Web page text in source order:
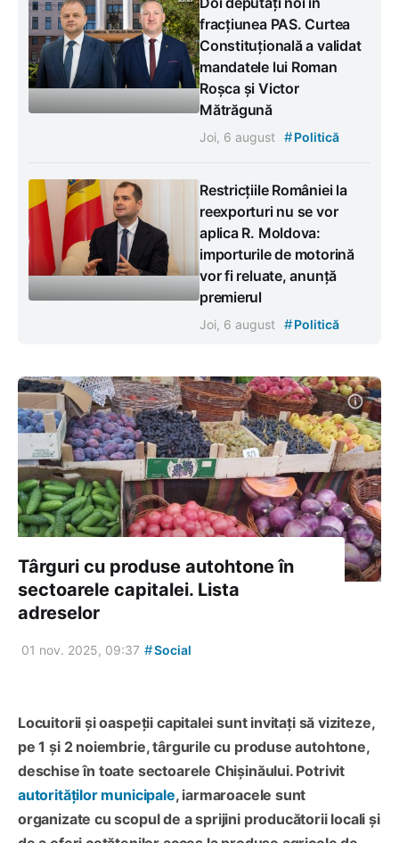
fracțiunea PAS. Curtea
Constituțională a validat
mandatele lui Roman
Roșca și Victor
Mătrăgună
Joi, 6 august #Politică
Restricțiile României la
reexporturi nu se vor
aplica R. Moldova:
importurile de motorină
vor fi reluate, anunță
premierul
Joi, 6 august #Politică
Târguri cu produse autohtone în
sectoarele capitalei. Lista
adreselor
01 nov. 2025, 09:37 #Social
Locuitorii și oaspeții capitalei sunt invitați să viziteze,
pe 1 și 2 noiembrie, târgurile cu produse autohtone,
deschise în toate sectoarele Chișinăului. Potrivit
autorităților municipale, iarmaroacele sunt
organizate cu scopul de a sprijini producătorii locali și